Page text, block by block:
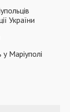
України
Маріуполі